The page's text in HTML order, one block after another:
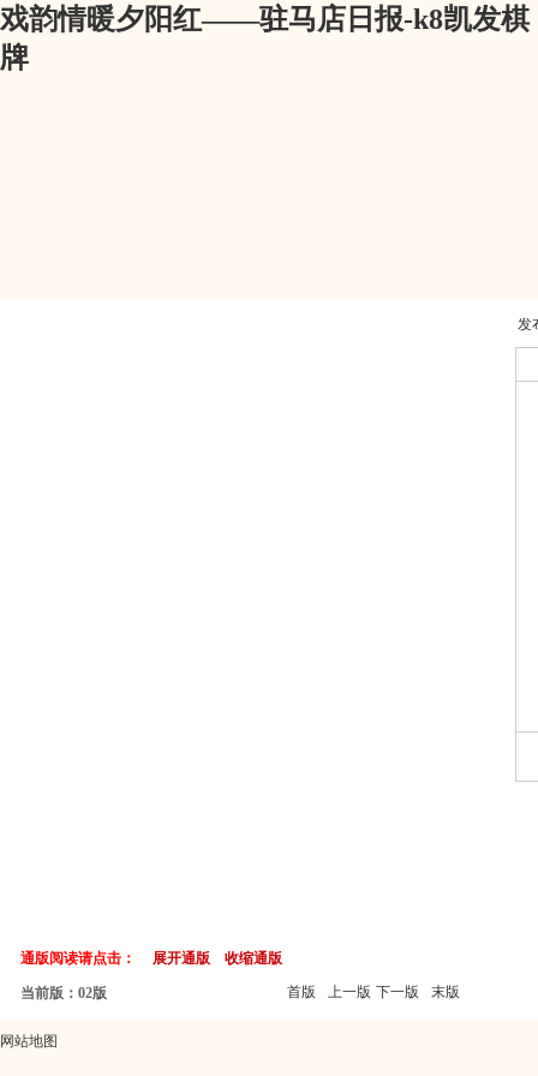
戏韵情暖夕阳红——驻马店日报-k8凯发棋
牌
通版阅读请点击： 展开通版 收缩通版
当前版：02版 首版 上一版 下一版 末版
发
网站地图